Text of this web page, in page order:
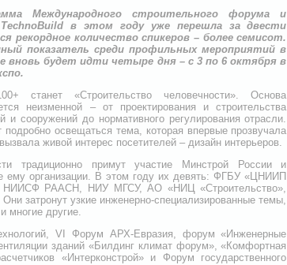
Международного строительного форума и
в этом году уже перешла за двести
рекордное количество спикеров – более семисот.
показатель среди профильных мероприятий в
вновь будет идти четыре дня – с 3 по 6 октября в
станет «Строительство человечности». Основа
неизменной – от проектирования и строительства
и сооружений до нормативного регулирования отрасли.
подробно освещаться тема, которая впервые прозвучала
живой интерес посетителей – дизайн интерьеров.
традиционно примут участие Минстрой России и
ему организации. В этом году их девять: ФГБУ «ЦНИИП
НИИСФ РААСН, НИУ МГСУ, АО «НИЦ «Строительство»,
затронут узкие инженерно-специализированные темы,
многие другие.
VI Форум АРХ-Евразия, форум «Инженерные
зданий «Билдинг климат форум», «Комфортная
«Интерконстрой» и Форум государственного